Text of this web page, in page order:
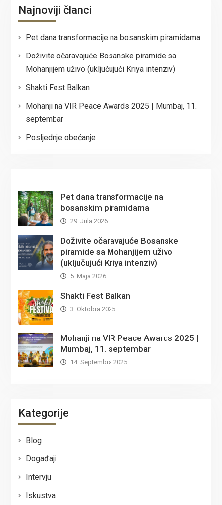
Najnoviji članci
Pet dana transformacije na bosanskim piramidama
Doživite očaravajuće Bosanske piramide sa
Mohanjijem uživo (uključujući Kriya intenziv)
Shakti Fest Balkan
Mohanji na VIR Peace Awards 2025 | Mumbaj, 11.
septembar
Posljednje obećanje
Pet dana transformacije na
bosanskim piramidama
29. Jula 2026.
Doživite očaravajuće Bosanske
piramide sa Mohanjijem uživo
(uključujući Kriya intenziv)
5. Maja 2026.
Shakti Fest Balkan
3. Oktobra 2025.
Mohanji na VIR Peace Awards 2025 |
Mumbaj, 11. septembar
14. Septembra 2025.
Kategorije
Blog
Događaji
Intervju
Iskustva